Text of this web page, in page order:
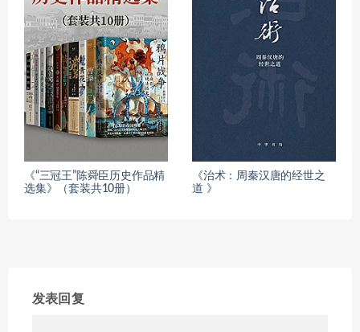
《“三冠王”陈舜臣历史作品精
选集》（套装共10册）
《治术：周秦汉唐的经世之
道 》
发表回复